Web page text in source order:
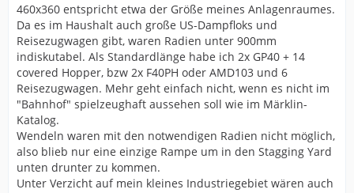
460x360 entspricht etwa der Größe meines Anlagenraumes.
Da es im Haushalt auch große US-Dampfloks und
Reisezugwagen gibt, waren Radien unter 900mm
indiskutabel. Als Standardlänge habe ich 2x GP40 + 14
covered Hopper, bzw 2x F40PH oder AMD103 und 6
Reisezugwagen. Mehr geht einfach nicht, wenn es nicht im
"Bahnhof" spielzeughaft aussehen soll wie im Märklin-
Katalog.
Wendeln waren mit den notwendigen Radien nicht möglich,
also blieb nur eine einzige Rampe um in den Stagging Yard
unten drunter zu kommen.
Unter Verzicht auf mein kleines Industriegebiet wären auch